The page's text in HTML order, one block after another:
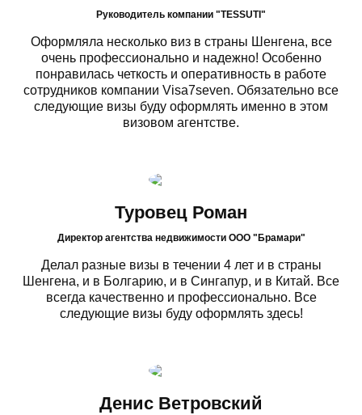
Руководитель компании "TESSUTI"
Оформляла несколько виз в страны Шенгена, все
очень профессионально и надежно! Особенно
понравилась четкость и оперативность в работе
сотрудников компании Visa7seven. Обязательно все
следующие визы буду оформлять именно в этом
визовом агентстве.
Туровец Роман
Директор агентства недвижимости ООО "Брамари"
Делал разные визы в течении 4 лет и в страны
Шенгена, и в Болгарию, и в Сингапур, и в Китай. Все
всегда качественно и профессионально. Все
следующие визы буду оформлять здесь!
Денис Ветровский